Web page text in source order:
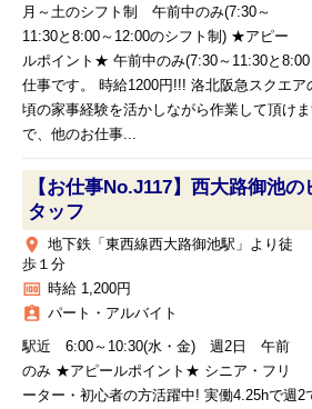
月～土のシフト制 午前中のみ(7:30～
11:30と8:00～12:00のシフト制) ★アピー
ルポイント★ 午前中のみ(7:30～11:30と
仕事です。 時給1200円!!! 洛北阪急スクエア
頃の家事経験を活かしながら作業して頂け
で、他のお仕事...
【お仕事No.J117】西大路御池
タッフ
place
地下鉄「東西線西大路御池駅」より徒
歩１分
money 時給 1,200円
assignment_ind パート・アルバイト
駅近 6:00～10:30(水・金) 週2日 午前
のみ ★アピールポイント★ シニア・フリ
ーター・初心者の方活躍中! 実働4.25hで週2